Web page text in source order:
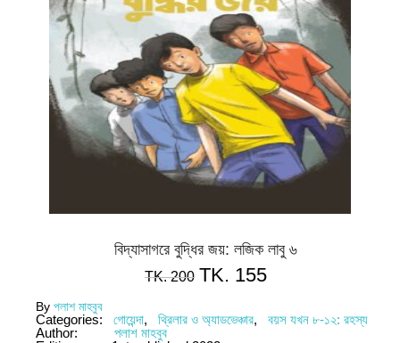
বিদ্যাসাগরে বুদ্ধির জয়: লজিক লাবু ৬
TK.200 TK. 155
By পলাশ মাহবুব
Categories: গোয়েন্দা, থ্রিলার ও অ্যাডভেঞ্চার,
বয়স যখন ৮-১২: রহস্য
Author:
পলাশ মাহবুব